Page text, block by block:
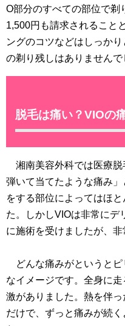
O部分のすべての部位で剃
1,500円も請求されること
ングのコツなどはしっか
の剃り残しはありませんで
脱毛は痛い？VIOの
湘南美容外科では医療脱
弾いて当てたような痛み
をする部位によってはほ
た。しかしVIOは非常にデ
に施術を受けましたが、非
どんな痛みがというとピ
なイメージです。全身に
激がありました。熱を伴
だけで、ずっと痛みが続